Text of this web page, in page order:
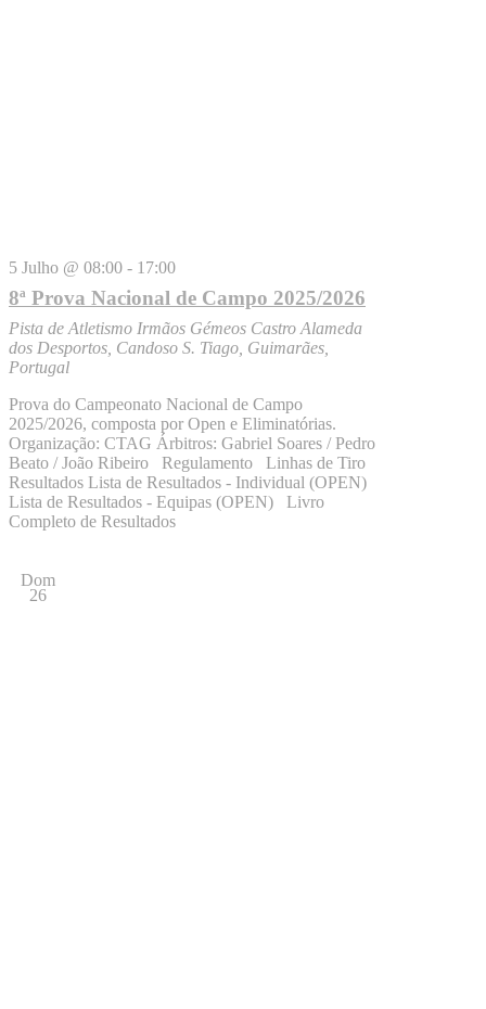
5 Julho @ 08:00 - 17:00
8ª Prova Nacional de Campo 2025/2026
Pista de Atletismo Irmãos Gémeos Castro Alameda
dos Desportos, Candoso S. Tiago, Guimarães,
Portugal
Prova do Campeonato Nacional de Campo
2025/2026, composta por Open e Eliminatórias.
Organização: CTAG Árbitros: Gabriel Soares / Pedro
Beato / João Ribeiro Regulamento Linhas de Tiro
Resultados Lista de Resultados - Individual (OPEN)
Lista de Resultados - Equipas (OPEN) Livro
Completo de Resultados
Dom
26